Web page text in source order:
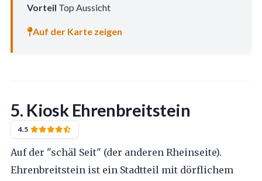
Vorteil Top Aussicht
Auf der Karte zeigen
5. Kiosk Ehrenbreitstein
4.5
Auf der "schäl Seit" (der anderen Rheinseite).
Ehrenbreitstein ist ein Stadtteil mit dörflichem